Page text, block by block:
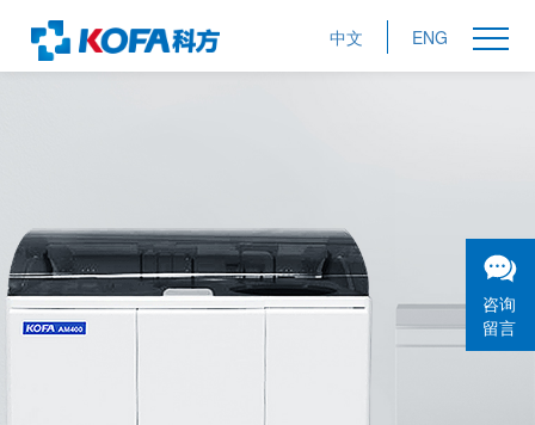
中文 ENG
咨询
留言